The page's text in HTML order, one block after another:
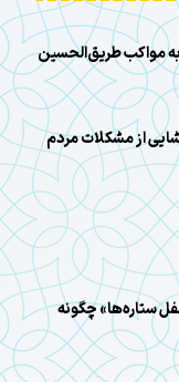
مواکب طریق‌الحسین
از مشکلات مردم
ستاره‌ها» چگونه